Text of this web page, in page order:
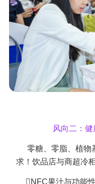
风向二：健
零糖、零脂、植
求！饮品店与商超冷
NFC果汁与功能